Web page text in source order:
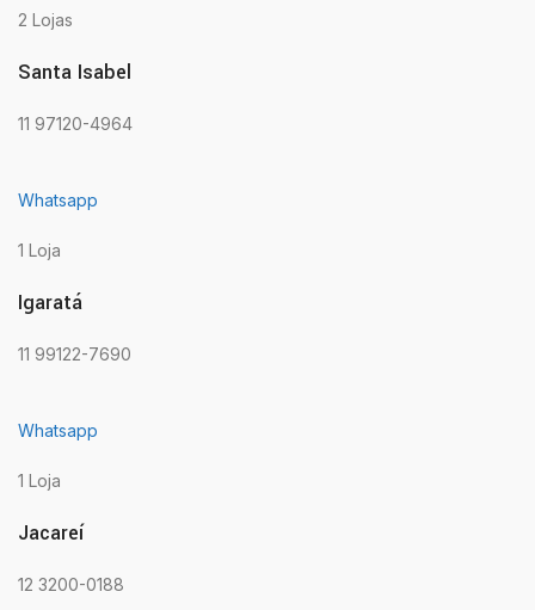
2 Lojas
Santa Isabel
11 97120-4964
Whatsapp
1 Loja
Igaratá
11 99122-7690
Whatsapp
1 Loja
Jacareí
12 3200-0188